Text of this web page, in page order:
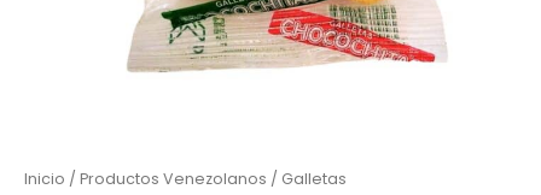
Inicio / Productos Venezolanos / Galletas